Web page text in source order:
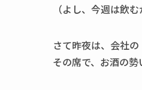
（よし、今週は飲む
さて昨夜は、会社
その席で、お酒の